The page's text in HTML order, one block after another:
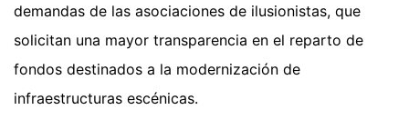
demandas de las asociaciones de ilusionistas, que
solicitan una mayor transparencia en el reparto de
fondos destinados a la modernización de
infraestructuras escénicas.